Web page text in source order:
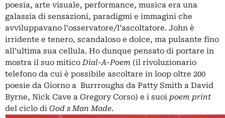
poesia, arte visuale, performance, musica era una
galassia di sensazioni, paradigmi e immagini che
avviluppavano l’osservatore/l’ascoltatore. John è
irridente e tenero, scandaloso e dolce, ma pulsante fino
all’ultima sua cellula. Ho dunque pensato di portare in
mostra il suo miticoDial-A-Poem (il rivoluzionario
telefono da cui è possibile ascoltare in loop oltre 200
poesie da Giorno a Burrroughs da Patty Smith a David
Byrne, Nick Cave a Gregory Corso) e i suoi poem print
del ciclo di God s Man Made.